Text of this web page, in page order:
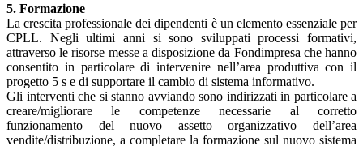
5. Formazione
La crescita professionale dei dipendenti è un elemento essenziale per
CPLL. Negli ultimi anni si sono sviluppati processi formativi,
attraverso le risorse messe a disposizione da Fondimpresa che hanno
consentito in particolare di intervenire nell’area produttiva con il
progetto 5 s e di supportare il cambio di sistema informativo.
Gli interventi che si stanno avviando sono indirizzati in particolare a
creare/migliorare le competenze necessarie al corretto
funzionamento del nuovo assetto organizzativo dell’area
vendite/distribuzione, a completare la formazione sul nuovo sistema